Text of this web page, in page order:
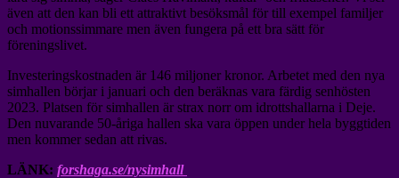
även att den kan bli ett attraktivt besöksmål för till exempel familjer
och motionssimmare men även fungera på ett bra sätt för
föreningslivet.
Investeringskostnaden är 146 miljoner kronor. Arbetet med den nya
simhallen börjar i januari och den beräknas vara färdig senhösten
2023. Platsen för simhallen är strax norr om idrottshallarna i Deje.
Den nuvarande 50-åriga hallen ska vara öppen under hela byggtiden
men kommer sedan att rivas.
LÄNK: forshaga.se/nysimhall